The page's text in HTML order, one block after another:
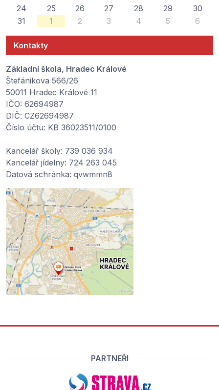
24
25 26 27 28 29
30
31
1 2 3 4 5 6
Kontakty
Základní škola, Hradec Králové
Štefánikova 566/26
50011 Hradec Králové 11
IČO: 62694987
DIČ: CZ62694987
Číslo účtu: KB 36023511/0100
Kancelář školy: 739 036 934
Kancelář jídelny: 724 263 045
Datová schránka: qvwmmn8
PARTNEŘI